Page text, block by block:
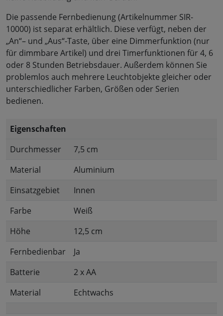
Die passende Fernbedienung (Artikelnummer SIR-
10000) ist separat erhältlich. Diese verfügt, neben der
„An“– und „Aus“-Taste, über eine Dimmerfunktion (nur
für dimmbare Artikel) und drei Timerfunktionen für 4, 6
oder 8 Stunden Betriebsdauer. Außerdem können Sie
problemlos auch mehrere Leuchtobjekte gleicher oder
unterschiedlicher Farben, Größen oder Serien
bedienen.
Eigenschaften
Durchmesser
7,5 cm
Material
Aluminium
Einsatzgebiet
Innen
Farbe
Weiß
Höhe
12,5 cm
Fernbedienbar
Ja
Batterie
2 x AA
Material
Echtwachs